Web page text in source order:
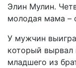
Элин Мулин.
молодая мама –
У мужчин
который
младшего из